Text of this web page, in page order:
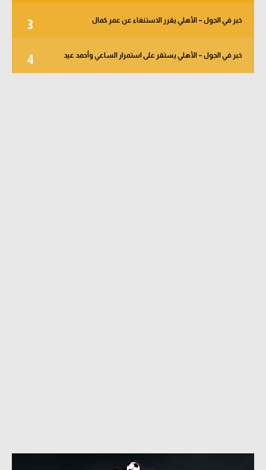
3 خبر في الجول – الأهلي يقرر الاستنغاء عن عمر كمال
4 خبر في الجول – الأهلي يستقر على استمرار الساعي وأحمد عيد